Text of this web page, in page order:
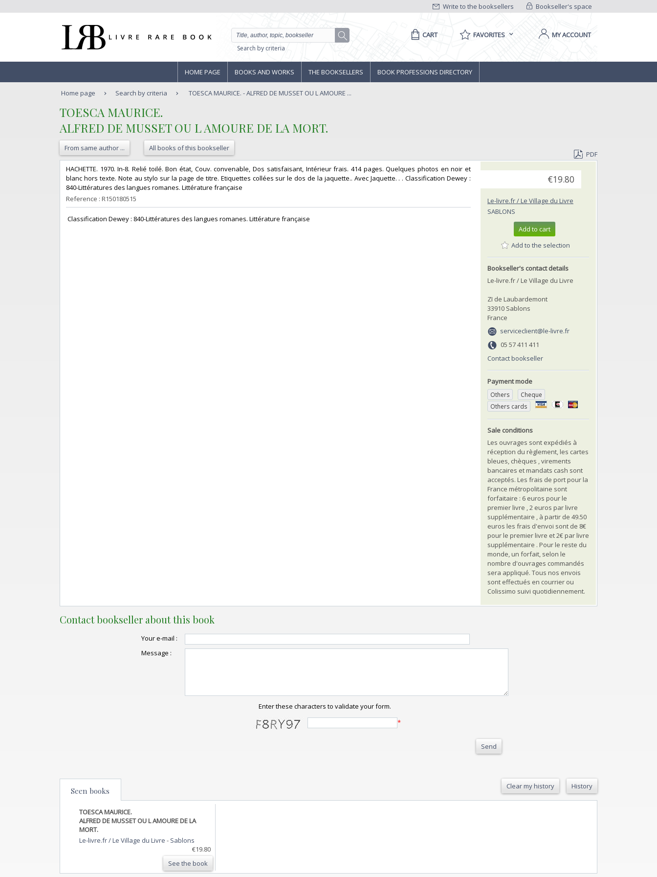
Bookseller's space
Write to the booksellers
Search by criteria
CART FAVORITES MY ACCOUNT
HOME PAGE BOOKS AND WORKS THE BOOKSELLERS BOOK PROFESSIONS DIRECTORY
Home page Search by criteria TOESCA MAURICE. - ALFRED DE MUSSET OU L AMOURE ...
‎TOESCA MAURICE.‎
‎ALFRED DE MUSSET OU L AMOURE DE LA MORT.‎
From same author ... All books of this bookseller
PDF
‎HACHETTE. 1970. In-8. Relié toilé. Bon état, Couv. convenable, Dos satisfaisant, Intérieur frais. 414 pages. Quelques photos en noir et
blanc hors texte. Note au stylo sur la page de titre. Etiquettes collées sur le dos de la jaquette.. Avec Jaquette. . . Classification Dewey :
840-Littératures des langues romanes. Littérature française‎
Reference : R150180515
‎ Classification Dewey : 840-Littératures des langues romanes. Littérature française‎
€19.80
Le-livre.fr / Le Village du Livre
SABLONS
Add to cart
Add to the selection
Bookseller's contact details
Le-livre.fr / Le Village du Livre
ZI de Laubardemont
33910 Sablons
France
serviceclient@le-livre.fr
05 57 411 411
Contact bookseller
Payment mode
Others
Cheque
Others cards
Sale conditions
Les ouvrages sont expédiés à
réception du règlement, les cartes
bleues, chèques , virements
bancaires et mandats cash sont
acceptés. Les frais de port pour la
France métropolitaine sont
forfaitaire : 6 euros pour le
premier livre , 2 euros par livre
supplémentaire , à partir de 49.50
euros les frais d'envoi sont de 8€
pour le premier livre et 2€ par livre
supplémentaire . Pour le reste du
monde, un forfait, selon le
nombre d'ouvrages commandés
sera appliqué. Tous nos envois
sont effectués en courrier ou
Colissimo suivi quotidiennement.
Contact bookseller about this book
Your e-mail :
Message :
Enter these characters to validate your form.
*
Send
Seen books Clear my history History
TOESCA MAURICE.
ALFRED DE MUSSET OU L AMOURE DE LA
MORT.
Le-livre.fr / Le Village du Livre - Sablons
€19.80
See the book